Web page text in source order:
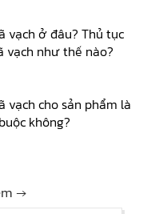
vạch ở đâu? Thủ tục
vạch như thế nào?
vạch cho sản phẩm là
không?
→